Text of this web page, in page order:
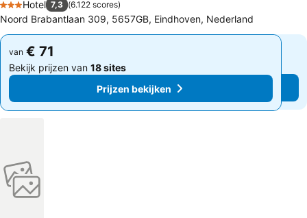
3 Sterren
Hotel 7,3 (6.122 scores)
Noord Brabantlaan 309, 5657GB, Eindhoven, Nederland
van € 71
Bekijk prijzen van 18 sites
Prijzen bekijken
van € 71
Bekijk prijzen van 18 sites
Prijzen bekijken